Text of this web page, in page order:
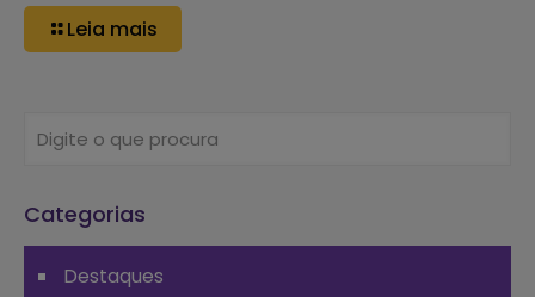
Leia mais
Categorias
Destaques